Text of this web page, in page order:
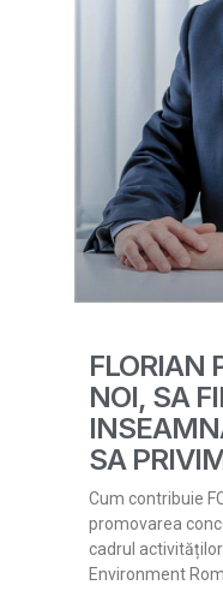
FLORIAN
NOI, SA
SA
Cum contribuie
promovarea
cadrul
Environment